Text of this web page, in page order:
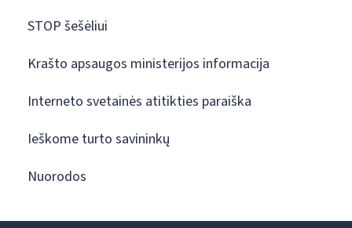
STOP šešėliui
Krašto apsaugos ministerijos informacija
Interneto svetainės atitikties paraiška
Ieškome turto savininkų
Nuorodos